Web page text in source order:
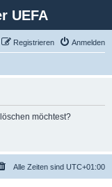
UEFA
Anmelden
Registrieren
möchtest?
Alle Zeiten sind UTC+01:00